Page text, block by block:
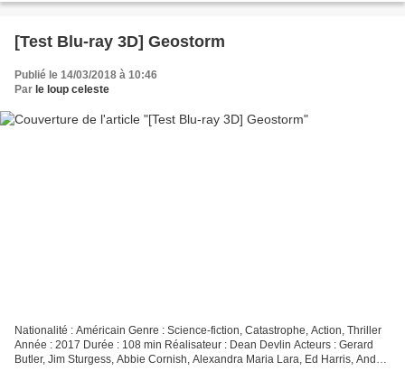
[Test Blu-ray 3D] Geostorm
Publié le 14/03/2018 à 10:46
Par le loup celeste
Nationalité : Américain Genre : Science-fiction, Catastrophe, Action, Thriller
Année : 2017 Durée : 108 min Réalisateur : Dean Devlin Acteurs : Gerard
Butler, Jim Sturgess, Abbie Cornish, Alexandra Maria Lara, Ed Harris, Andy